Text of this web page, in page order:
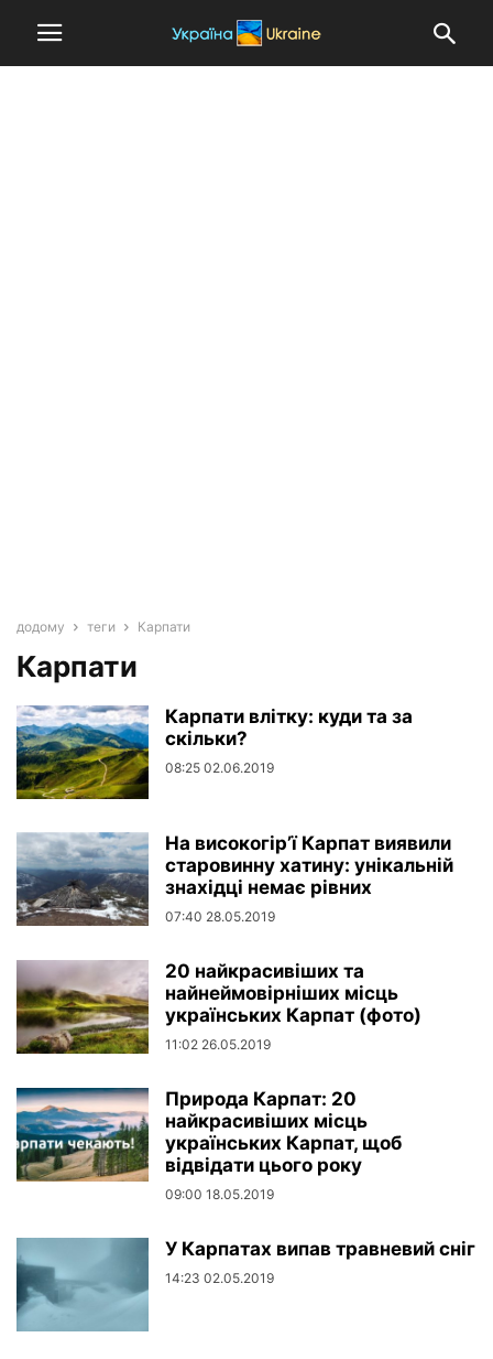
додому теги Карпати
Карпати
Карпати влітку: куди та за
скільки?
08:25 02.06.2019
На високогір’ї Карпат виявили
старовинну хатину: унікальній
знахідці немає рівних
07:40 28.05.2019
20 найкрасивіших та
найнеймовірніших місць
українських Карпат (фото)
11:02 26.05.2019
Природа Карпат: 20
найкрасивіших місць
українських Карпат, щоб
відвідати цього року
09:00 18.05.2019
У Карпатах випав травневий сніг
14:23 02.05.2019